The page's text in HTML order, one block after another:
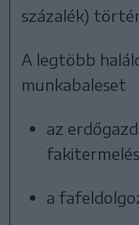
százalék)
A legtöbb
munkabaleset
az
a